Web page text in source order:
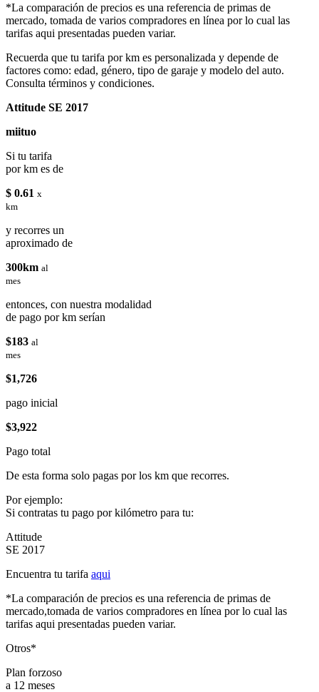
*La comparación de precios es una referencia de primas de
mercado, tomada de varios compradores en línea por lo cual las
tarifas aqui presentadas pueden variar.
Recuerda que tu tarifa por km es personalizada y depende de
factores como: edad, género, tipo de garaje y modelo del auto.
Consulta términos y condiciones.
Attitude SE 2017
miituo
Si tu tarifa
por km es de
$ 0.61 x
km
y recorres un
aproximado de
300km al
mes
entonces, con nuestra modalidad
de pago por km serían
$183 al
mes
$1,726
pago inicial
$3,922
Pago total
De esta forma solo pagas por los km que recorres.
Por ejemplo:
Si contratas tu pago por kilómetro para tu:
Attitude
SE 2017
Encuentra tu tarifa aqui
*La comparación de precios es una referencia de primas de
mercado,tomada de varios compradores en línea por lo cual las
tarifas aqui presentadas pueden variar.
Otros*
Plan forzoso
a 12 meses